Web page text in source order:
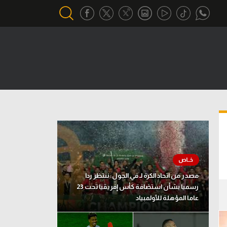
تحقيق في الجول
تقرير في الجول
تحليل في الجول
حكايات في الجول
كويز في الجول
فيديو في الجول
مصدر من اتحاد الكرة لـ في الجول: ننتظر ردا
رسميا بشأن استضافة كأس إفريقيا تحت 23
عاما المؤهلة للأولمبياد